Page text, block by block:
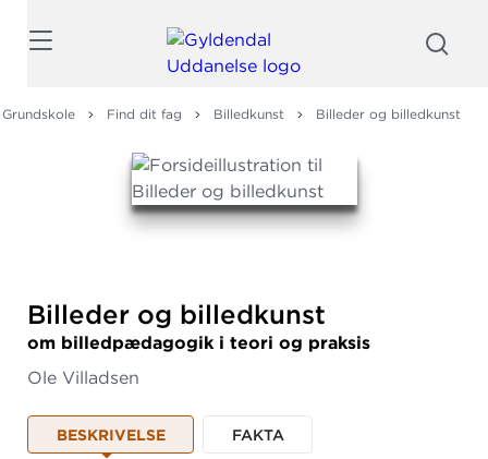
Grundskole Find dit fag Billedkunst Billeder og billedkunst
Billeder og billedkunst
om billedpædagogik i teori og praksis
Ole Villadsen
BESKRIVELSE FAKTA